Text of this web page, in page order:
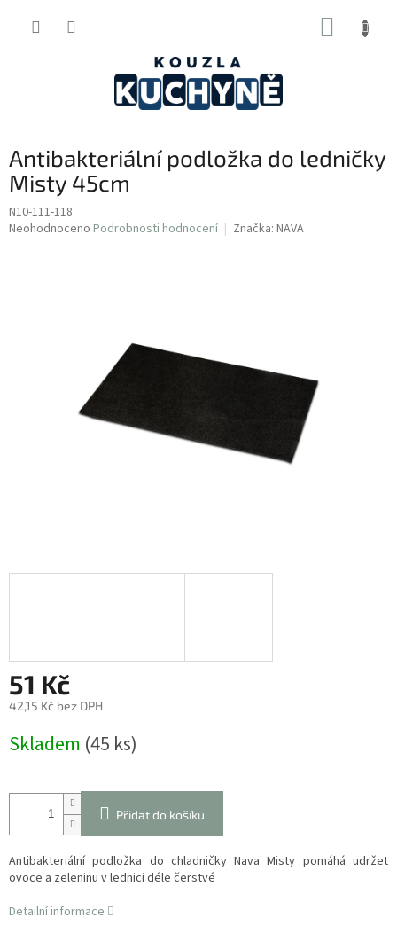
Antibakteriální podložka do ledničky
Misty 45cm
N10-111-118
Průměrné
Neohodnoceno Podrobnosti hodnocení Značka: NAVA
51 Kč
42,15 Kč bez DPH
cena:
Skladem (45 ks)
Přidat do košíku
Antibakteriální podložka do chladničky Nava Misty pomáhá udržet
ovoce a zeleninu v lednici déle čerstvé
Detailní informace